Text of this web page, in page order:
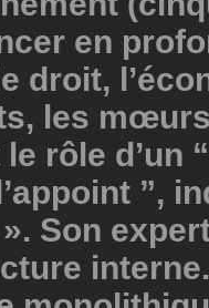
en
droit,
les
rôle d’un “
”,
Son